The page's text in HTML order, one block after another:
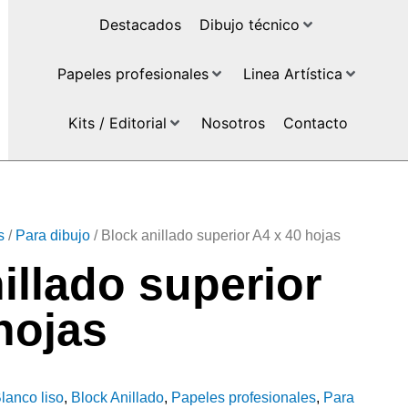
Destacados Dibujo técnico
Papeles profesionales Linea Artística
Kits / Editorial Nosotros Contacto
/ Para dibujo / Block anillado superior A4 x 40 hojas
superior
liso, Block Anillado, Papeles profesionales, Para